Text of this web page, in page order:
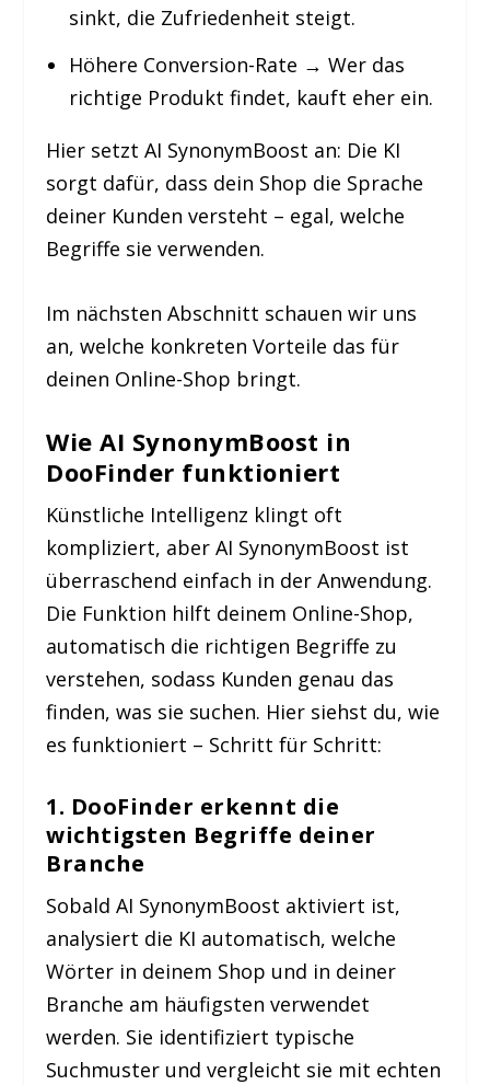
sinkt, die Zufriedenheit steigt.
Höhere Conversion-Rate → Wer das
richtige Produkt findet, kauft eher ein.
Hier setzt AI SynonymBoost an: Die KI
sorgt dafür, dass dein Shop die Sprache
deiner Kunden versteht – egal, welche
Begriffe sie verwenden.
Im nächsten Abschnitt schauen wir uns
an, welche konkreten Vorteile das für
deinen Online-Shop bringt.
Wie AI SynonymBoost in
DooFinder funktioniert
Künstliche Intelligenz klingt oft
kompliziert, aber AI SynonymBoost ist
überraschend einfach in der Anwendung.
Die Funktion hilft deinem Online-Shop,
automatisch die richtigen Begriffe zu
verstehen, sodass Kunden genau das
finden, was sie suchen. Hier siehst du, wie
es funktioniert – Schritt für Schritt:
1. DooFinder erkennt die
wichtigsten Begriffe deiner
Branche
Sobald AI SynonymBoost aktiviert ist,
analysiert die KI automatisch, welche
Wörter in deinem Shop und in deiner
Branche am häufigsten verwendet
werden. Sie identifiziert typische
Suchmuster und vergleicht sie mit echten